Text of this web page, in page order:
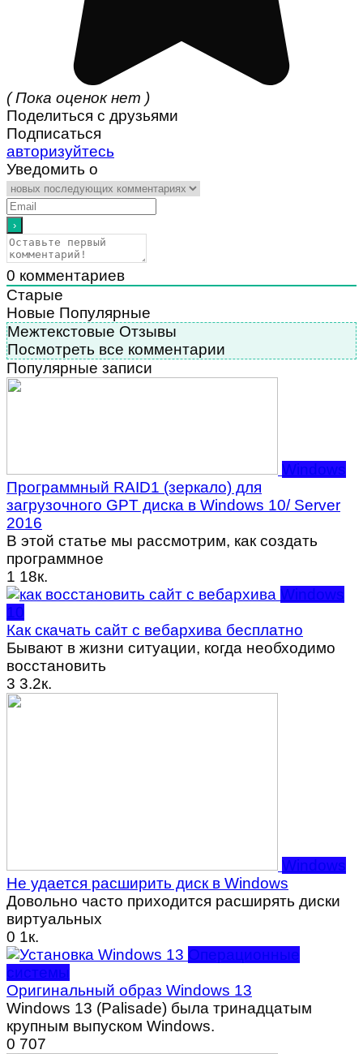
( Пока оценок нет )
Поделиться с друзьями
Подписаться
авторизуйтесь
Уведомить о
0 комментариев
Старые
Новые Популярные
Межтекстовые Отзывы
Посмотреть все комментарии
Популярные записи
Windows
Программный RAID1 (зеркало) для
загрузочного GPT диска в Windows 10/ Server
2016
В этой статье мы рассмотрим, как создать
программное
1 18к.
Windows
10
Как скачать сайт с вебархива бесплатно
Бывают в жизни ситуации, когда необходимо
восстановить
3 3.2к.
Windows
Не удается расширить диск в Windows
Довольно часто приходится расширять диски
виртуальных
0 1к.
Операционные
системы
Оригинальный образ Windows 13
Windows 13 (Palisade) была тринадцатым
крупным выпуском Windows.
0 707